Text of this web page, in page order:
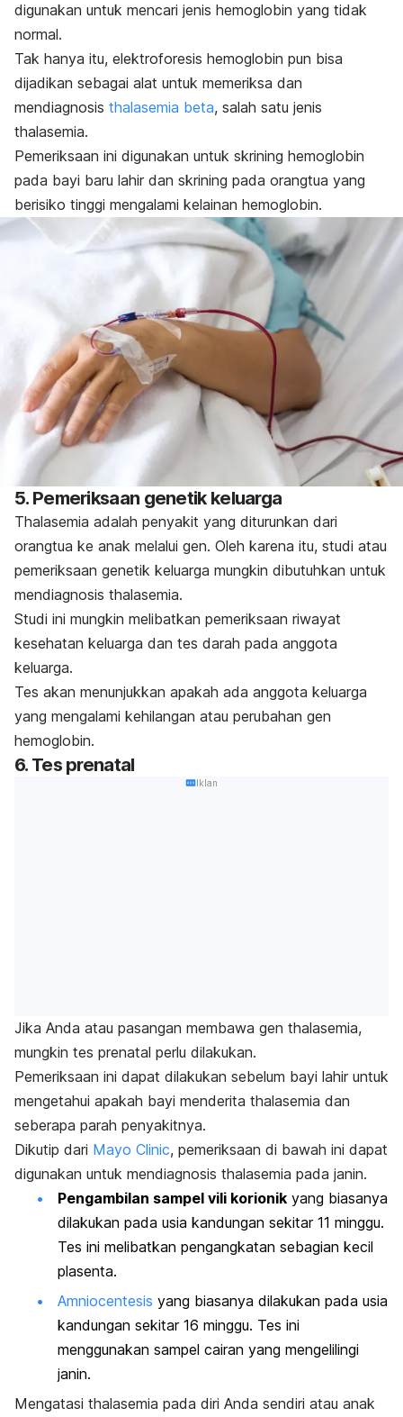
digunakan untuk mencari jenis hemoglobin yang tidak
normal.
Tak hanya itu, elektroforesis hemoglobin pun bisa
dijadikan sebagai alat untuk memeriksa dan
mendiagnosis thalasemia beta, salah satu jenis
thalasemia.
Pemeriksaan ini digunakan untuk skrining hemoglobin
pada bayi baru lahir dan skrining pada orangtua yang
berisiko tinggi mengalami kelainan hemoglobin.
5. Pemeriksaan genetik keluarga
Thalasemia adalah penyakit yang diturunkan dari
orangtua ke anak melalui gen. Oleh karena itu, studi atau
pemeriksaan genetik keluarga mungkin dibutuhkan untuk
mendiagnosis thalasemia.
Studi ini mungkin melibatkan pemeriksaan riwayat
kesehatan keluarga dan tes darah pada anggota
keluarga.
Tes akan menunjukkan apakah ada anggota keluarga
yang mengalami kehilangan atau perubahan gen
hemoglobin.
6. Tes prenatal
Iklan
Jika Anda atau pasangan membawa gen thalasemia,
mungkin tes prenatal perlu dilakukan.
Pemeriksaan ini dapat dilakukan sebelum bayi lahir untuk
mengetahui apakah bayi menderita thalasemia dan
seberapa parah penyakitnya.
Dikutip dari Mayo Clinic, pemeriksaan di bawah ini dapat
digunakan untuk mendiagnosis thalasemia pada janin.
Pengambilan sampel vili korionik yang biasanya
dilakukan pada usia kandungan sekitar 11 minggu.
Tes ini melibatkan pengangkatan sebagian kecil
plasenta.
Amniocentesis yang biasanya dilakukan pada usia
kandungan sekitar 16 minggu. Tes ini
menggunakan sampel cairan yang mengelilingi
janin.
Mengatasi thalasemia pada diri Anda sendiri atau anak